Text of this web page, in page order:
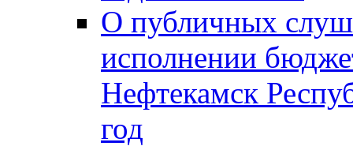
О публичных
исполнении
Нефтекамск
год